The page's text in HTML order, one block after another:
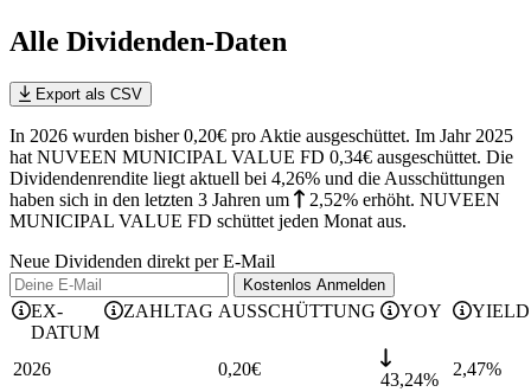
Alle Dividenden-Daten
Export als CSV
In 2026 wurden bisher 0,20€ pro Aktie ausgeschüttet. Im Jahr 2025
hat NUVEEN MUNICIPAL VALUE FD 0,34€ ausgeschüttet. Die
Dividendenrendite liegt aktuell bei 4,26% und die Ausschüttungen
haben sich in den letzten 3 Jahren um 2,52% erhöht. NUVEEN
MUNICIPAL VALUE FD schüttet jeden Monat aus.
Neue Dividenden direkt per E-Mail
Kostenlos Anmelden
EX-
DATUM
ZAHLTAG AUSSCHÜTTUNG YOY YIELD
2026 0,20€
43,24%
2,47%